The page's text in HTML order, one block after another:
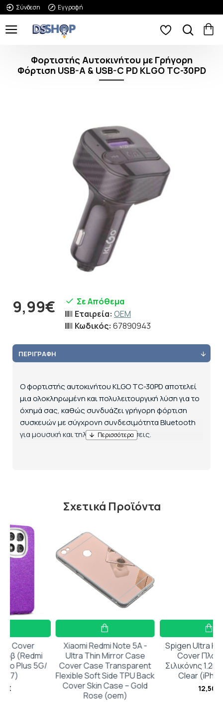
Σύνδεση Εγγραφή
Φορτιστής Αυτοκινήτου με Γρήγορη
Φόρτιση USB-A & USB-C PD KLGO TC-30PD
9,99€
Σε Απόθεμα
Εταιρεία: OEM
Κωδικός: 67890943
ΠΕΡΙΓΡΑΦΉ
Ο φορτιστής αυτοκινήτου KLGO TC-30PD αποτελεί
μια ολοκληρωμένη και πολυλειτουργική λύση για το
όχημά σας, καθώς συνδυάζει γρήγορη φόρτιση
συσκευών με σύγχρονη συνδεσιμότητα Bluetooth
για μουσική και τηλεφωνικές κλήσεις.
Σχετικά Προϊόντα
Xiaomi Redmi Note 5A -
Ultra Thin Mirror Case
Cover Case Transparent
Flexible Soft Side TPU Back
Cover Skin Case – Gold
Rose (oem)
Spigen Ultra Hybrid Back
Cover Πλαστικό /
Σιλικόνης 1.2mm Crystal
Clear (iPhone 17)